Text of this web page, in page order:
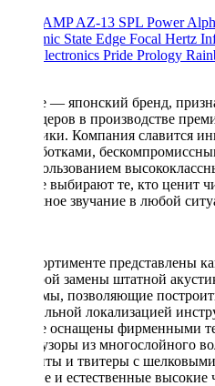
AMP AZ-13 SPL Power
Dynamic State Edge Focal Hertz
Oris Electronics Pride Prology
Alpine — японский бренд,
из лидеров в производстве
акустики. Компания славится
разработками,
и использованием
Alpine выбирают те, кто ценит
объемное звучание в любой
В ассортименте представлены
быстрой замены штатной
системы, позволяющие
правильной локализацией
Alpine оснащены фирменными
диффузоры из многослойного
магниты и твитеры с
мягкие и естественные высокие